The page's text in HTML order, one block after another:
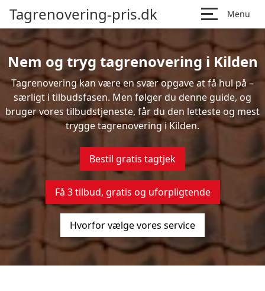
Tagrenovering-pris.dk Menu
Nem og tryg tagrenovering i Kilden
Tagrenovering kan være en svær opgave at få hul på –
særligt i tilbudsfasen. Men følger du denne guide, og
bruger vores tilbudstjeneste, får du den letteste og mest
trygge tagrenovering i Kilden.
Bestil gratis tagtjek
Få 3 tilbud, gratis og uforpligtende
Hvorfor vælge vores service